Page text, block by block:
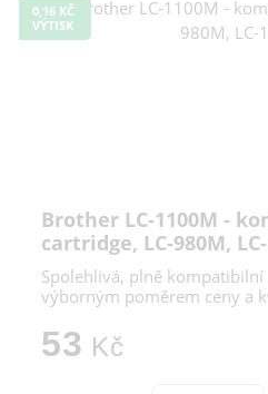
0,16 KČ
VÝTISK
Brother LC-1100M -
cartridge, LC-980M,
Spolehlivá, plně
výborným poměrem ceny a
53 Kč